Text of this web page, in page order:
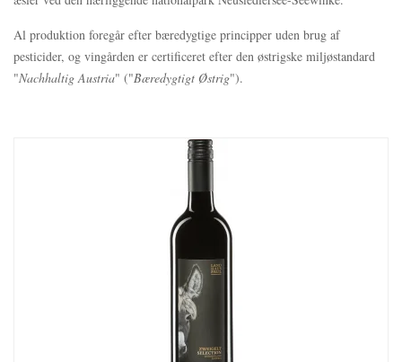
Al produktion foregår efter bæredygtige principper uden brug af
pesticider, og vingården er certificeret efter den østrigske miljøstandard
"Nachhaltig Austria" ("Bæredygtigt Østrig").